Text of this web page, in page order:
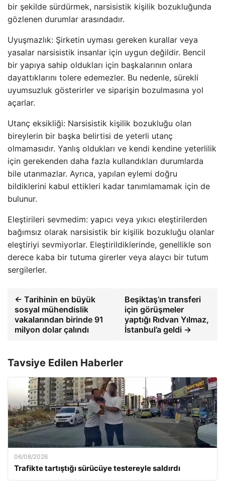
bir şekilde sürdürmek, narsisistik kişilik bozukluğunda
gözlenen durumlar arasındadır.
Uyuşmazlık: Şirketin uyması gereken kurallar veya
yasalar narsisistik insanlar için uygun değildir. Bencil
bir yapıya sahip oldukları için başkalarının onlara
dayattıklarını tolere edemezler. Bu nedenle, sürekli
uyumsuzluk gösterirler ve siparişin bozulmasına yol
açarlar.
Utanç eksikliği: Narsisistik kişilik bozukluğu olan
bireylerin bir başka belirtisi de yeterli utanç
olmamasıdır. Yanlış oldukları ve kendi kendine yeterlilik
için gerekenden daha fazla kullandıkları durumlarda
bile utanmazlar. Ayrıca, yapılan eylemi doğru
bildiklerini kabul ettikleri kadar tanımlamamak için de
bulunur.
Eleştirileri sevmedim: yapıcı veya yıkıcı eleştirilerden
bağımsız olarak narsisistik bir kişilik bozukluğu olanlar
eleştiriyi sevmiyorlar. Eleştirildiklerinde, genellikle son
derece kaba bir tutuma girerler veya alaycı bir tutum
sergilerler.
← Tarihinin en büyük
sosyal mühendislik
vakalarından birinde 91
milyon dolar çalındı
Beşiktaş’ın transferi
için görüşmeler
yaptığı Rıdvan Yılmaz,
İstanbul’a geldi →
Tavsiye Edilen Haberler
06/08/2026
Trafikte tartıştığı sürücüye testereyle saldırdı